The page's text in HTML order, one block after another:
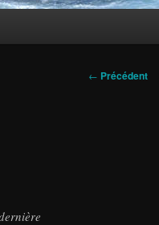
Navigation
← Précédent